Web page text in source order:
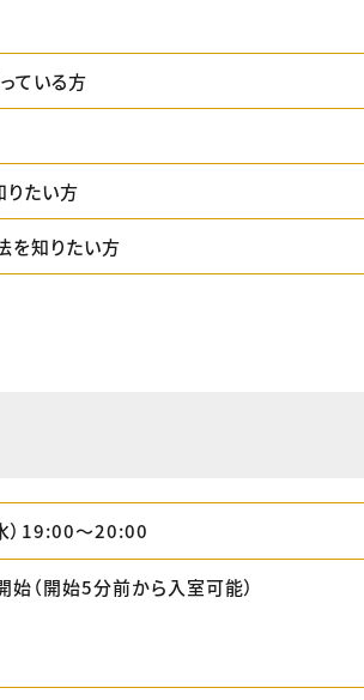
ている方
たい方
を知りたい方
）19:00〜20:00
（開始5分前から入室可能）